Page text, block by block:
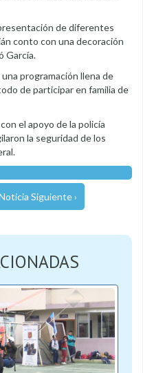
de diferentes
conto con una decoración
García.
programación llena de
de participar en familia de
el apoyo de la policía
la seguridad de los
Siguiente ›